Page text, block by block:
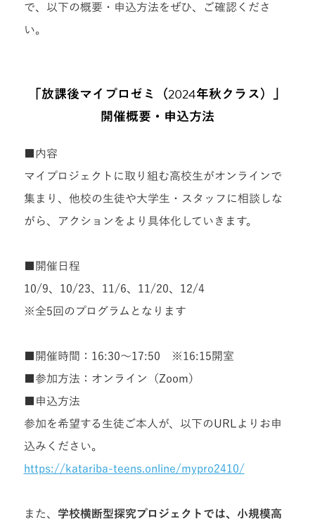
で、以下の概要・申込方法をぜひ、ご確認くださ
い。
「放課後マイプロゼミ（2024年秋クラス）」
開催概要・申込方法
■内容
マイプロジェクトに取り組む高校生がオンラインで
集まり、他校の生徒や大学生・スタッフに相談しな
がら、アクションをより具体化していきます。
■開催日程
10/9、10/23、11/6、11/20、12/4
※全5回のプログラムとなります
■開催時間： 16:30～17:50
※16:15開室
■参加方法： オンライン（Zoom）
■申込方法
参加を希望する生徒ご本人が、以下のURLよりお申
込みください。
https://katariba-teens.online/mypro2410/
また、 学校横断型探究プロジェクトでは、小規模高